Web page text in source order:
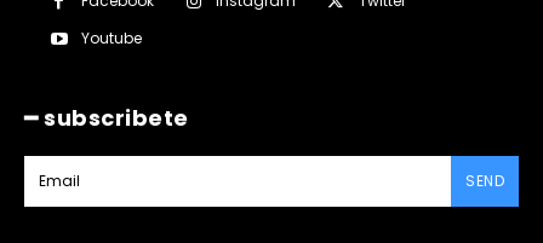
Youtube
━ subscribete
SEND